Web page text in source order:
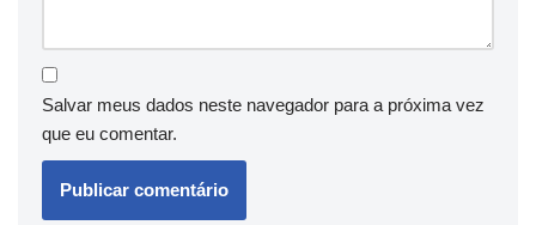
Salvar meus dados neste navegador para a próxima vez
que eu comentar.